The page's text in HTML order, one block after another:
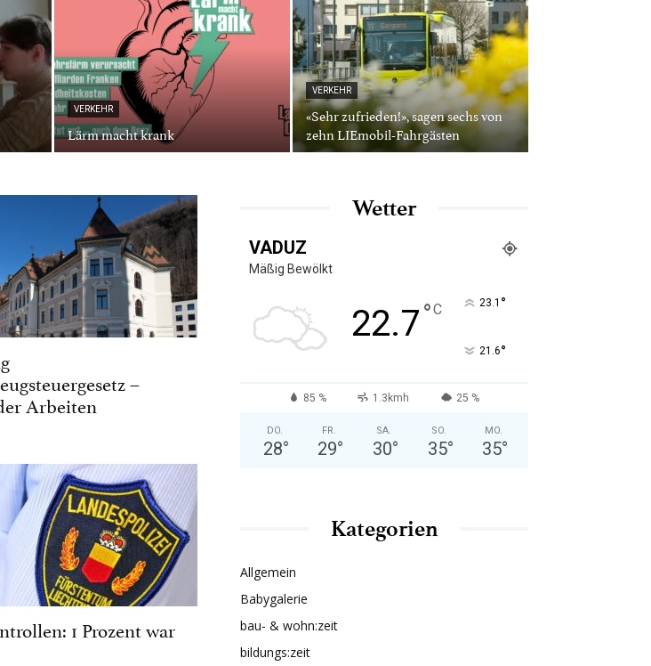
VERKEHR
Lärm macht krank
VERKEHR
«Sehr zufrieden!», sagen sechs von
zehn LIEmobil-Fahrgästen
–
Arbeiten
1 Prozent war
Wetter
VADUZ
Mäßig Bewölkt
22.7°C 23.1 °
21.6°
85 % 1.3kmh 25 %
DO.
28°
FR.
29°
SA.
30°
SO.
35°
MO.
35°
Kategorien
Allgemein
Babygalerie
bau- & wohn:zeit
bildungs:zeit